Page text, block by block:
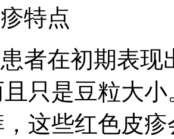
特点
者在初期表现
且只是豆粒大
这些红色皮